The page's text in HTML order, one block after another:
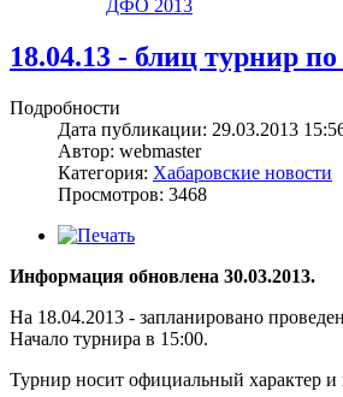
ДФО 2013
18.04.13 - блиц турнир
Подробности
Дата публикации: 29.03.2013
Автор: webmaster
Категория: Хабаровские новости
Просмотров: 3468
Информация обновлена 30.03.2013.
На 18.04.2013 - запланировано
Начало турнира в 15:00.
Турнир носит официальный характер